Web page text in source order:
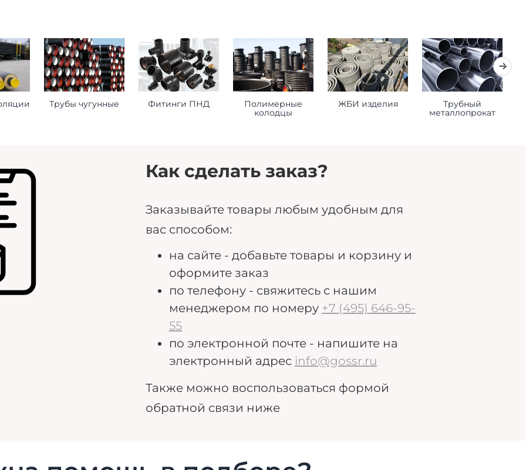
заказа
нам следующую информацию при оформлении заказа:
будет принимать груз на месте доставки.
Трубы чугунные Фитинги ПНД
Полимерные
колодцы
ЖБИ изделия
Трубный
металлопрокат
Как сделать заказ?
Заказывайте товары любым удобным для
вас способом:
на сайте - добавьте товары и корзину и
оформите заказ
по телефону - свяжитесь с нашим
менеджером по номеру +7 (495) 646-95-
55
по электронной почте - напишите на
электронный адрес info@gossr.ru
Также можно воспользоваться формой
обратной связи ниже